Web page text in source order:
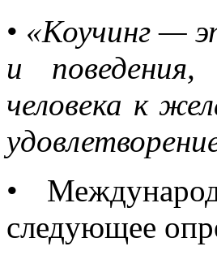
• «Коучинг —
и
человека к
•
следующее